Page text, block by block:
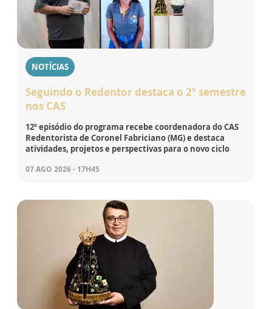
NOTÍCIAS
Seguindo o Redentor destaca o 2º semestre
nos CAS
12º episódio do programa recebe coordenadora do CAS
Redentorista de Coronel Fabriciano (MG) e destaca
atividades, projetos e perspectivas para o novo ciclo
07 AGO 2026 - 17H45